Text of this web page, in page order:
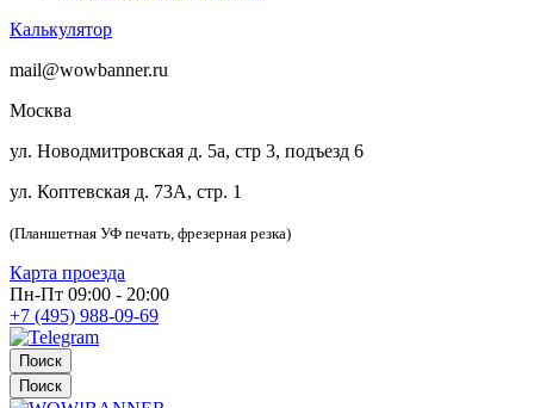
Калькулятор
mail@wowbanner.ru
Москва
ул. Новодмитровская д. 5а, стр 3, подъезд 6
ул. Коптевская д. 73А, стр. 1
(Планшетная УФ печать, фрезерная резка)
Карта проезда
Пн-Пт 09:00 - 20:00
+7 (495) 988-09-69
Поиск
Поиск